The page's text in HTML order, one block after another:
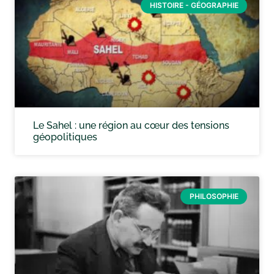
HISTOIRE - GÉOGRAPHIE
Le Sahel : une région au cœur des tensions
géopolitiques
PHILOSOPHIE